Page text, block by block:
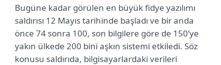
Bugüne kadar görülen en büyük fidye yazılımı
saldırısı 12 Mayıs tarihinde başladı ve bir anda
önce 74 sonra 100, son bilgilere göre de 150’ye
yakın ülkede 200 bini aşkın sistemi etkiledi. Söz
konusu saldırıda, bilgisayarlardaki verileri